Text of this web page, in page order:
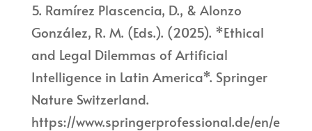
5. Ramírez Plascencia, D., & Alonzo
González, R. M. (Eds.). (2025). *Ethical
and Legal Dilemmas of Artificial
Intelligence in Latin America*. Springer
Nature Switzerland.
https://www.springerprofessional.de/en/e